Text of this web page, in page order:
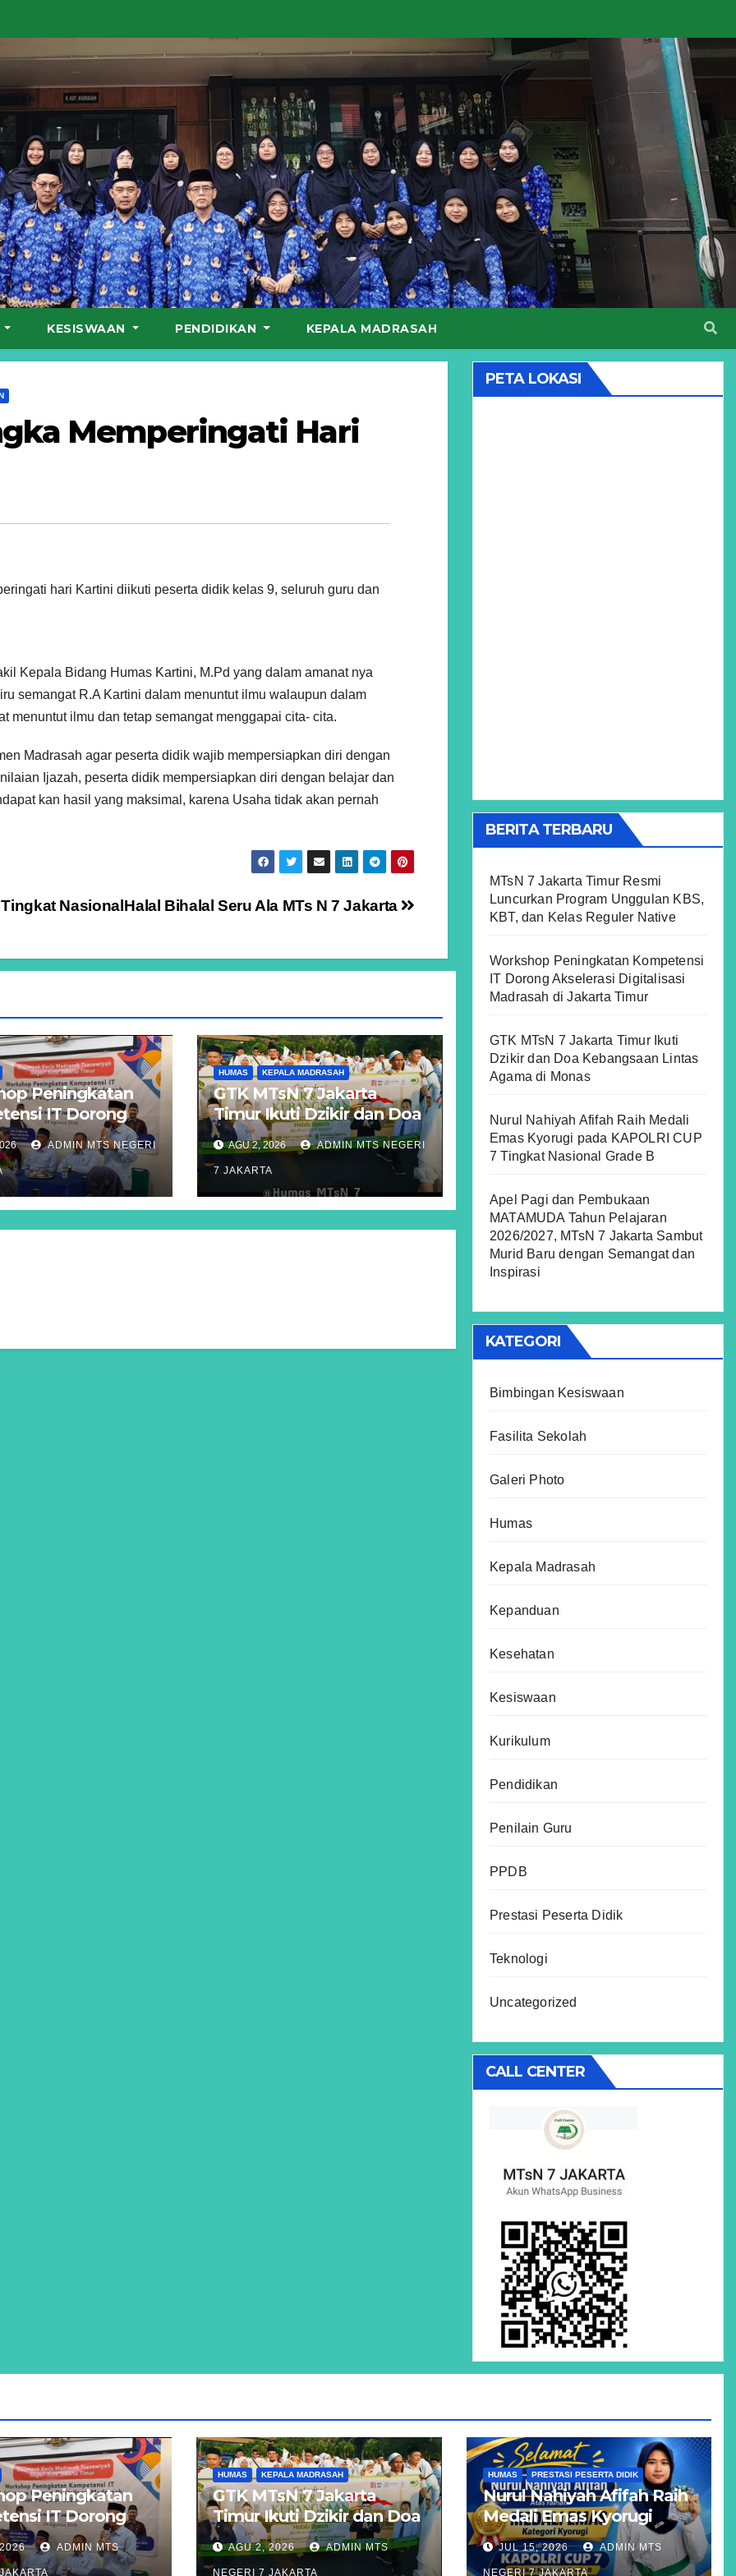
KESISWAAN PENDIDIKAN KEPALA MADRASAH
Memperingati Hari
hari Kartini diikuti peserta didik kelas 9, seluruh guru dan
Kepala Bidang Humas Kartini, M.Pd yang dalam amanat nya
semangat R.A Kartini dalam menuntut ilmu walaupun dalam
menuntut ilmu dan tetap semangat menggapai cita- cita.
Madrasah agar peserta didik wajib mempersiapkan diri dengan
Ijazah, peserta didik mempersiapkan diri dengan belajar dan
kan hasil yang maksimal, karena Usaha tidak akan pernah
Halal Bihalal Seru Ala MTs N 7 Jakarta
Nasional
Peningkatan
IT Dorong
Digitalisasi
di Jakarta
ADMIN MTS NEGERI
HUMAS KEPALA MADRASAH
GTK MTsN 7 Jakarta
Timur Ikuti Dzikir dan Doa
Kebangsaan Lintas
Agama di Monas
AGU 2, 2026 ADMIN MTS NEGERI
7 JAKARTA
PETA LOKASI
BERITA TERBARU
MTsN 7 Jakarta Timur Resmi
Luncurkan Program Unggulan KBS,
KBT, dan Kelas Reguler Native
Workshop Peningkatan Kompetensi
IT Dorong Akselerasi Digitalisasi
Madrasah di Jakarta Timur
GTK MTsN 7 Jakarta Timur Ikuti
Dzikir dan Doa Kebangsaan Lintas
Agama di Monas
Nurul Nahiyah Afifah Raih Medali
Emas Kyorugi pada KAPOLRI CUP
7 Tingkat Nasional Grade B
Apel Pagi dan Pembukaan
MATAMUDA Tahun Pelajaran
2026/2027, MTsN 7 Jakarta Sambut
Murid Baru dengan Semangat dan
Inspirasi
KATEGORI
Bimbingan Kesiswaan
Fasilita Sekolah
Galeri Photo
Humas
Kepala Madrasah
Kepanduan
Kesehatan
Kesiswaan
Kurikulum
Pendidikan
Penilain Guru
PPDB
Prestasi Peserta Didik
Teknologi
Uncategorized
CALL CENTER
Peningkatan
IT Dorong
Digitalisasi
di Jakarta
ADMIN MTS
HUMAS KEPALA MADRASAH
GTK MTsN 7 Jakarta
Timur Ikuti Dzikir dan Doa
Kebangsaan Lintas
Agama di Monas
AGU 2, 2026 ADMIN MTS
NEGERI 7 JAKARTA
HUMAS PRESTASI PESERTA DIDIK
Nurul Nahiyah Afifah Raih
Medali Emas Kyorugi
pada KAPOLRI CUP 7
Tingkat Nasional Grade B
JUL 15, 2026 ADMIN MTS
NEGERI 7 JAKARTA